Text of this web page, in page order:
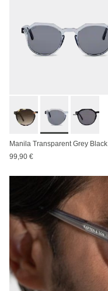
Manila Transparent Grey Black
99,90 €